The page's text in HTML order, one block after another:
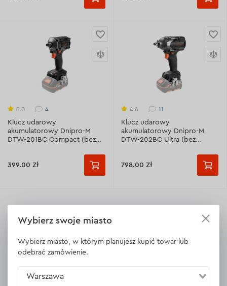
5.0 4
Klucz udarowy
akumulatorowy Dnipro-M
DTW-201BC Compact (bez
399.00 Zł
4.6 11
Klucz udarowy
akumulatorowy Dnipro-M
DTW-202BC Ultra (bez
798.00 Zł
Klucze udarowe akumulatorowe
Dnipro-M w Polsce
Akumulatorowy klucz udarowy to ręczne
Wybierz swoje miasto
Wybierz miasto, w którym planujesz kupić towar lub
odebrać zamówienie.
Warszawa